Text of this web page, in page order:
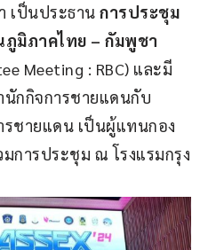
เป็นประธาน การประชุม
มิภาคไทย – กัมพูชา
Meeting : RBC) และมี
นักกิจการชายแดนกับ
ชายแดน เป็นผู้แทนกอง
การประชุม ณ โรงแรมกรุง